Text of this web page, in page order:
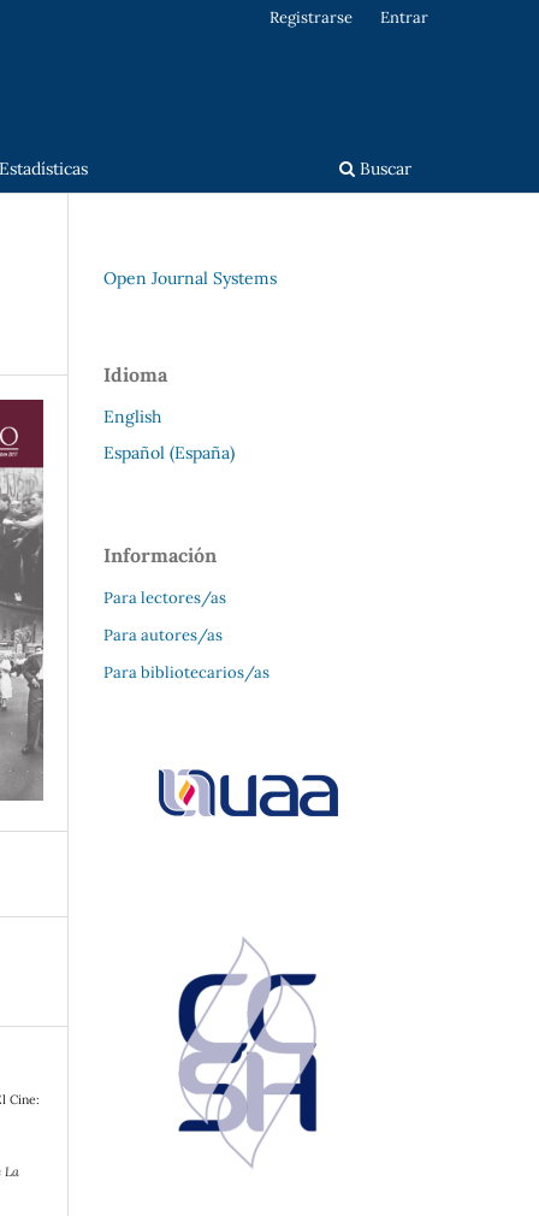
Estadísticas Buscar
Registrarse Entrar
Cine:
La
Open Journal Systems
Idioma
English
Español (España)
Información
Para lectores/as
Para autores/as
Para bibliotecarios/as